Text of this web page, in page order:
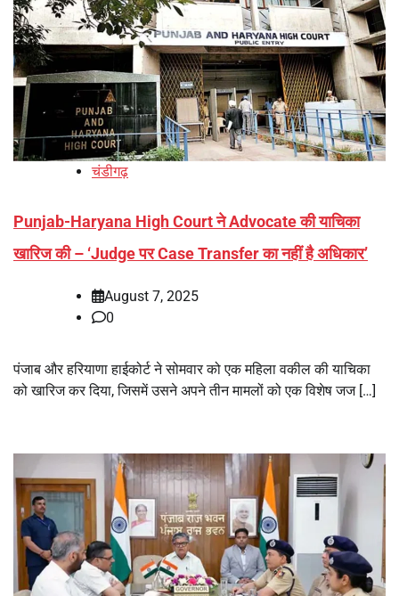
चंडीगढ़
Punjab-Haryana High Court ने Advocate की याचिका
खारिज की – ‘Judge पर Case Transfer का नहीं है अधिकार’
August 7, 2025
0
पंजाब और हरियाणा हाईकोर्ट ने सोमवार को एक महिला वकील की याचिका
को खारिज कर दिया, जिसमें उसने अपने तीन मामलों को एक विशेष जज […]